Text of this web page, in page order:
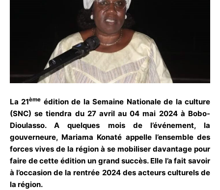
La 21ème édition de la Semaine Nationale de la culture
(SNC) se tiendra du 27 avril au 04 mai 2024 à Bobo-
Dioulasso. A quelques mois de l’événement, la
gouverneure, Mariama Konaté appelle l’ensemble des
forces vives de la région à se mobiliser davantage pour
faire de cette édition un grand succès. Elle l’a fait savoir
à l’occasion de la rentrée 2024 des acteurs culturels de
la région.